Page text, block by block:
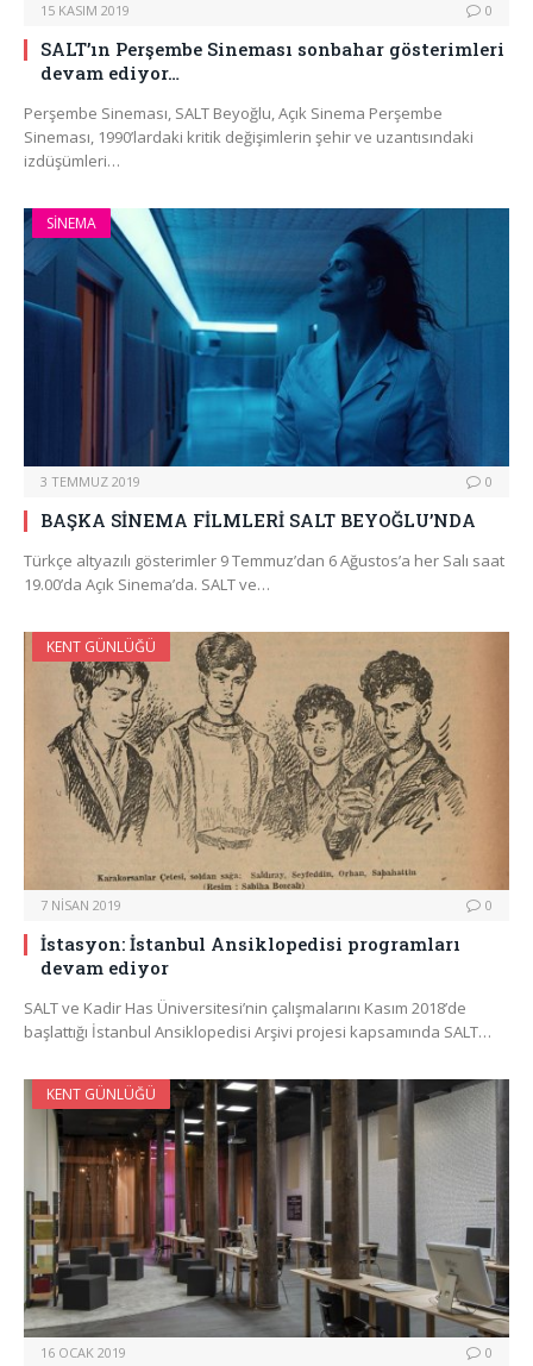
15 KASIM 2019 0
SALT’ın Perşembe Sineması sonbahar gösterimleri
devam ediyor…
Perşembe Sineması, SALT Beyoğlu, Açık Sinema Perşembe
Sineması, 1990’lardaki kritik değişimlerin şehir ve uzantısındaki
izdüşümleri…
SINEMA
3 TEMMUZ 2019 0
BAŞKA SİNEMA FİLMLERİ SALT BEYOĞLU’NDA
Türkçe altyazılı gösterimler 9 Temmuz’dan 6 Ağustos’a her Salı saat
19.00’da Açık Sinema’da. SALT ve…
KENT GÜNLÜĞÜ
7 NISAN 2019 0
İstasyon: İstanbul Ansiklopedisi programları
devam ediyor
SALT ve Kadir Has Üniversitesi’nin çalışmalarını Kasım 2018’de
başlattığı İstanbul Ansiklopedisi Arşivi projesi kapsamında SALT…
KENT GÜNLÜĞÜ
16 OCAK 2019 0